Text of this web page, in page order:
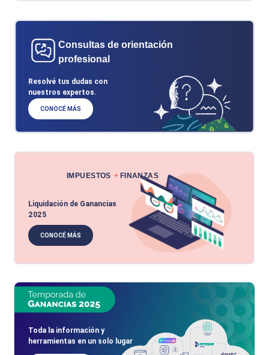
Consultas de orientación
profesional
Resolvé tus dudas con
nuestros expertos.
CONOCÉ MÁS
Liquidación de Ganancias
2025
CONOCÉ MÁS
Toda la información y
herramientas en un solo lugar